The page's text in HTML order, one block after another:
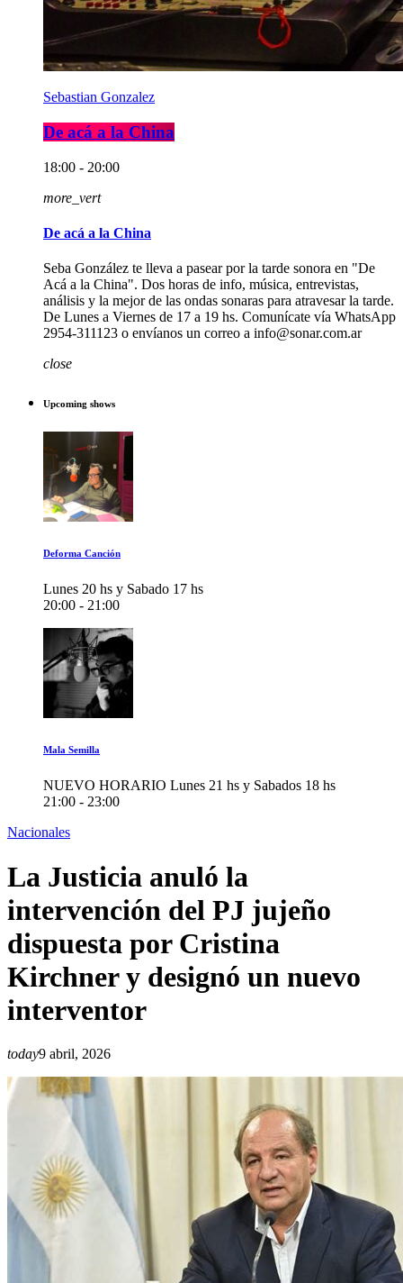
Sebastian Gonzalez
De acá a la China
18:00 - 20:00
more_vert
De acá a la China
Seba González te lleva a pasear por la tarde sonora en "De
Acá a la China". Dos horas de info, música, entrevistas,
análisis y la mejor de las ondas sonaras para atravesar la tarde.
De Lunes a Viernes de 17 a 19 hs. Comunícate vía WhatsApp
2954-311123 o envíanos un correo a info@sonar.com.ar
close
Upcoming shows
Deforma Canción
Lunes 20 hs y Sabado 17 hs
20:00 - 21:00
Mala Semilla
NUEVO HORARIO Lunes 21 hs y Sabados 18 hs
21:00 - 23:00
Nacionales
La Justicia anuló la
intervención del PJ jujeño
dispuesta por Cristina
Kirchner y designó un nuevo
interventor
today9 abril, 2026